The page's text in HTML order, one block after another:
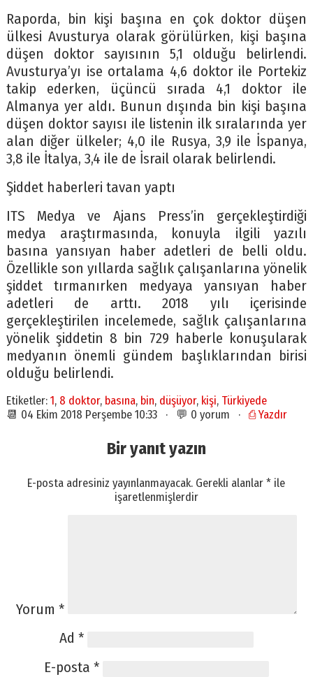
Raporda, bin kişi başına en çok doktor düşen
ülkesi Avusturya olarak görülürken, kişi başına
düşen doktor sayısının 5,1 olduğu belirlendi.
Avusturya’yı ise ortalama 4,6 doktor ile Portekiz
takip ederken, üçüncü sırada 4,1 doktor ile
Almanya yer aldı. Bunun dışında bin kişi başına
düşen doktor sayısı ile listenin ilk sıralarında yer
alan diğer ülkeler; 4,0 ile Rusya, 3,9 ile İspanya,
3,8 ile İtalya, 3,4 ile de İsrail olarak belirlendi.
Şiddet haberleri tavan yaptı
ITS Medya ve Ajans Press’in gerçekleştirdiği
medya araştırmasında, konuyla ilgili yazılı
basına yansıyan haber adetleri de belli oldu.
Özellikle son yıllarda sağlık çalışanlarına yönelik
şiddet tırmanırken medyaya yansıyan haber
adetleri de arttı. 2018 yılı içerisinde
gerçekleştirilen incelemede, sağlık çalışanlarına
yönelik şiddetin 8 bin 729 haberle konuşularak
medyanın önemli gündem başlıklarından birisi
olduğu belirlendi.
Etiketler: 1, 8 doktor, basına, bin, düşüyor, kişi, Türkiyede
📆 04 Ekim 2018 Perşembe 10:33 · 💬 0 yorum · ⎙ Yazdır
Bir yanıt yazın
E-posta adresiniz yayınlanmayacak. Gerekli alanlar* ile
işaretlenmişlerdir
Yorum *
Ad *
E-posta *